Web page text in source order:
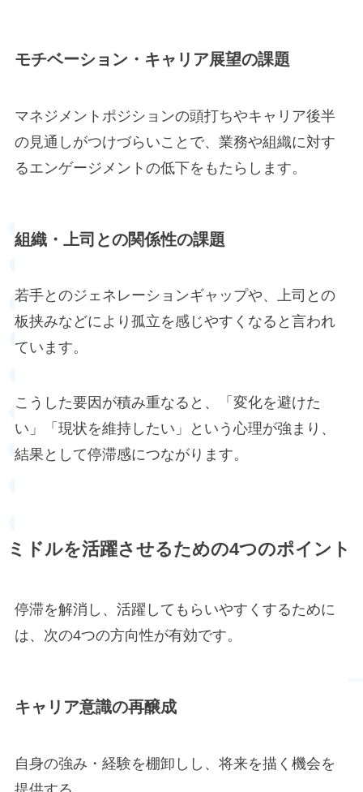
モチベーション・キャリア展望の課題
マネジメントポジションの頭打ちやキャリア後半
の見通しがつけづらいことで、業務や組織に対す
るエンゲージメントの低下をもたらします。
組織・上司との関係性の課題
若手とのジェネレーションギャップや、上司との
板挟みなどにより孤立を感じやすくなると言われ
ています。
こうした要因が積み重なると、「変化を避けた
い」「現状を維持したい」という心理が強まり、
結果として停滞感につながります。
ミドルを活躍させるための4つのポイント
停滞を解消し、活躍してもらいやすくするために
は、次の4つの方向性が有効です。
キャリア意識の再醸成
自身の強み・経験を棚卸しし、将来を描く機会を